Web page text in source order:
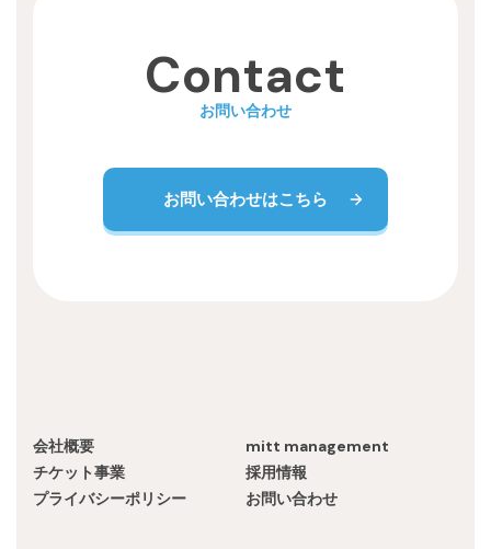
Contact
お問い合わせ
お問い合わせはこちら
会社概要
mitt management
チケット事業
採用情報
プライバシーポリシー
お問い合わせ